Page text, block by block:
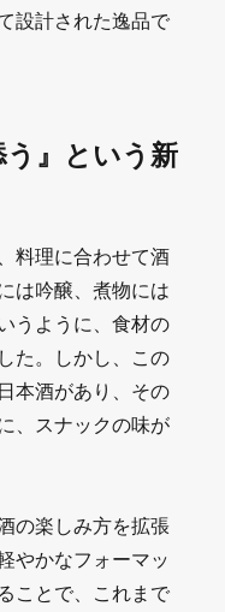
設計された逸品で
う』という新
料理に合わせて酒
は吟醸、煮物には
うように、食材の
た。しかし、この
本酒があり、その
、スナックの味が
の楽しみ方を拡張
やかなフォーマッ
ことで、これまで